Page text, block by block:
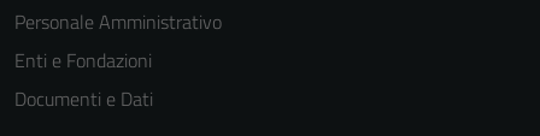
Personale Amministrativo
Enti e Fondazioni
Documenti e Dati